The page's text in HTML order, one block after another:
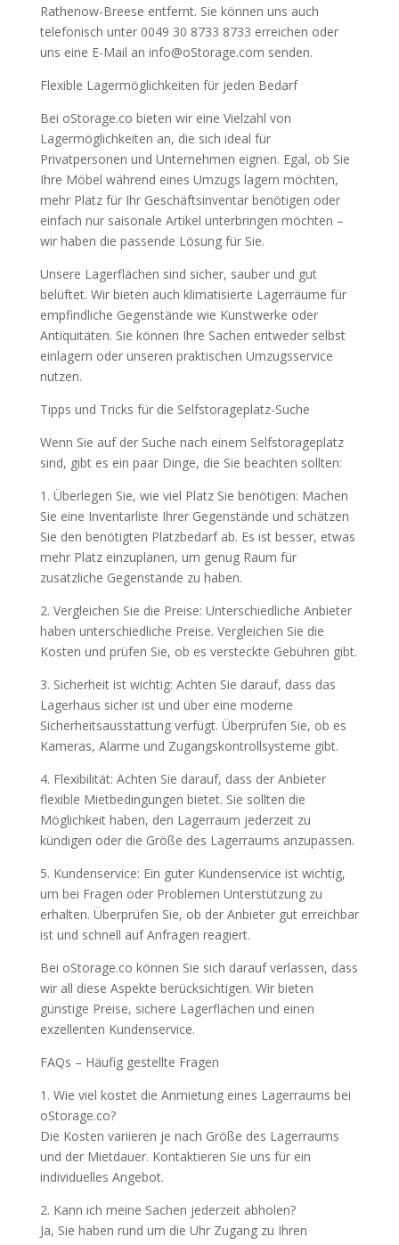
Rathenow-Breese entfernt. Sie können uns auch
telefonisch unter 0049 30 8733 8733 erreichen oder
uns eine E-Mail an info@oStorage.com senden.
Flexible Lagermöglichkeiten für jeden Bedarf
Bei oStorage.co bieten wir eine Vielzahl von
Lagermöglichkeiten an, die sich ideal für
Privatpersonen und Unternehmen eignen. Egal, ob Sie
Ihre Möbel während eines Umzugs lagern möchten,
mehr Platz für Ihr Geschäftsinventar benötigen oder
einfach nur saisonale Artikel unterbringen möchten –
wir haben die passende Lösung für Sie.
Unsere Lagerflächen sind sicher, sauber und gut
belüftet. Wir bieten auch klimatisierte Lagerräume für
empfindliche Gegenstände wie Kunstwerke oder
Antiquitäten. Sie können Ihre Sachen entweder selbst
einlagern oder unseren praktischen Umzugsservice
nutzen.
Tipps und Tricks für die Selfstorageplatz-Suche
Wenn Sie auf der Suche nach einem Selfstorageplatz
sind, gibt es ein paar Dinge, die Sie beachten sollten:
1. Überlegen Sie, wie viel Platz Sie benötigen: Machen
Sie eine Inventarliste Ihrer Gegenstände und schätzen
Sie den benötigten Platzbedarf ab. Es ist besser, etwas
mehr Platz einzuplanen, um genug Raum für
zusätzliche Gegenstände zu haben.
2. Vergleichen Sie die Preise: Unterschiedliche Anbieter
haben unterschiedliche Preise. Vergleichen Sie die
Kosten und prüfen Sie, ob es versteckte Gebühren gibt.
3. Sicherheit ist wichtig: Achten Sie darauf, dass das
Lagerhaus sicher ist und über eine moderne
Sicherheitsausstattung verfügt. Überprüfen Sie, ob es
Kameras, Alarme und Zugangskontrollsysteme gibt.
4. Flexibilität: Achten Sie darauf, dass der Anbieter
flexible Mietbedingungen bietet. Sie sollten die
Möglichkeit haben, den Lagerraum jederzeit zu
kündigen oder die Größe des Lagerraums anzupassen.
5. Kundenservice: Ein guter Kundenservice ist wichtig,
um bei Fragen oder Problemen Unterstützung zu
erhalten. Überprüfen Sie, ob der Anbieter gut erreichbar
ist und schnell auf Anfragen reagiert.
Bei oStorage.co können Sie sich darauf verlassen, dass
wir all diese Aspekte berücksichtigen. Wir bieten
günstige Preise, sichere Lagerflächen und einen
exzellenten Kundenservice.
FAQs – Häufig gestellte Fragen
1. Wie viel kostet die Anmietung eines Lagerraums bei
oStorage.co?
Die Kosten variieren je nach Größe des Lagerraums
und der Mietdauer. Kontaktieren Sie uns für ein
individuelles Angebot.
2. Kann ich meine Sachen jederzeit abholen?
Ja, Sie haben rund um die Uhr Zugang zu Ihren